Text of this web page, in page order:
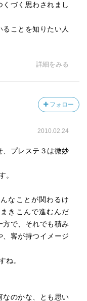
づく思わされまし
ことを知りたい人
詳細をみる
フォロー
2010.02.24
、プレステ３は微妙
。
なことが関わるけ
きこんで進むんだ
方で、それでも積み
客が持つイメージ
ね。
なのかな、とも思い